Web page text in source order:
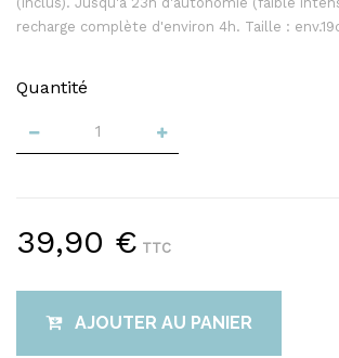
recharge complète d'environ 4h. Taille :
Quantité
39,90 € TTC
AJOUTER AU PANIER